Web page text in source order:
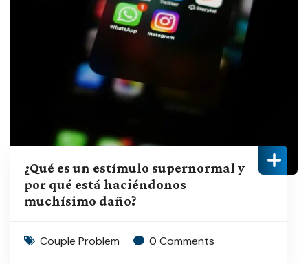
¿Qué es un estímulo supernormal y
por qué está haciéndonos
muchísimo daño?
Couple Problem 0 Comments